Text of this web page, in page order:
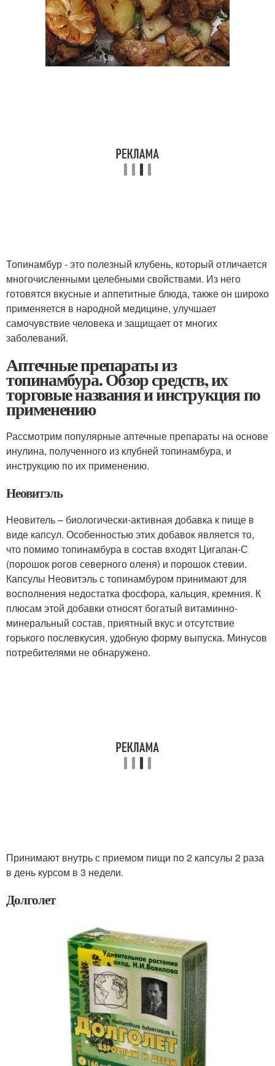
Топинамбур - это полезный клубень, который отличается
многочисленными целебными свойствами. Из него
готовятся вкусные и аппетитные блюда, также он широко
применяется в народной медицине, улучшает
самочувствие человека и защищает от многих
заболеваний.
Аптечные препараты из
топинамбура. Обзор средств, их
торговые названия и инструкция по
применению
Рассмотрим популярные аптечные препараты на основе
инулина, полученного из клубней топинамбура, и
инструкцию по их применению.
Неовитэль
Неовитель – биологически-активная добавка к пище в
виде капсул. Особенностью этих добавок является то,
что помимо топинамбура в состав входят Цигапан-С
(порошок рогов северного оленя) и порошок стевии.
Капсулы Неовитэль с топинамбуром принимают для
восполнения недостатка фосфора, кальция, кремния. К
плюсам этой добавки относят богатый витаминно-
минеральный состав, приятный вкус и отсутствие
горького послевкусия, удобную форму выпуска. Минусов
потребителями не обнаружено.
Принимают внутрь с приемом пищи по 2 капсулы 2 раза
в день курсом в 3 недели.
Долголет